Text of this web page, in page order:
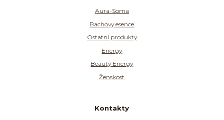
Aura-Soma
Bachovy esence
Ostatní produkty
Energy
Beauty Energy
Ženskost
Kontakty